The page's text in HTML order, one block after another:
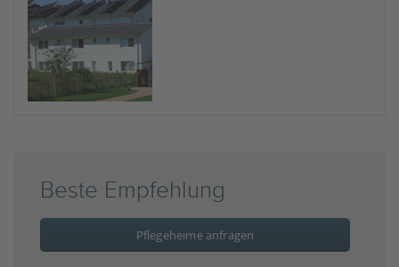
Beste Empfehlung
Pflegeheime anfragen